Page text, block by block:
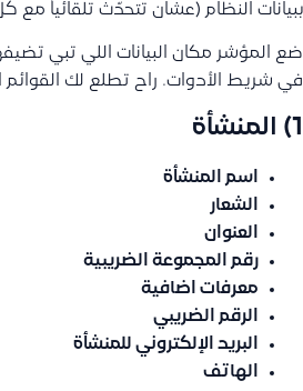
ببيانات النظام (عشان تتحدّث تلقائياً مع
ضع المؤشر مكان البيانات اللي تبي
في شريط الأدوات. راح تطلع لك القوائم
1) المنشأة
اسم المنشأة
الشعار
العنوان
رقم المجموعة الضريبية
معرفات اضافية
الرقم الضريبي
البريد الإلكتروني للمنشأة
الهاتف